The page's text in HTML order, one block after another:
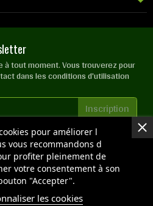
pour améliorer l
vous recommandons d
profiter pleinement de
votre consentement à son
"Accepter".
les cookies
à tout moment. Vous trouverez pour
dans les conditions d'utilisation
et lapolitique de